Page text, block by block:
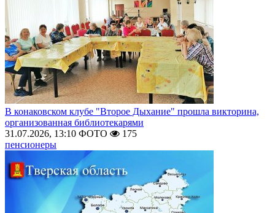
В конаковском клубе "Второе Дыхание" прошла викторина,
организованная библиотекарями
31.07.2026, 13:10 ФОТО
175
пенсионеры